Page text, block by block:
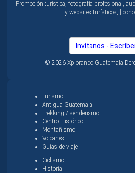
Promoción turística, fotografía profesional,
y websites turísticos, [
Invítanos -
© 2026 Xplorando Guatemala
Turismo
Antigua Guatemala
Trekking / senderismo
Centro Histórico
Montañismo
Volcanes
Guías de viaje
Ciclismo
Historia